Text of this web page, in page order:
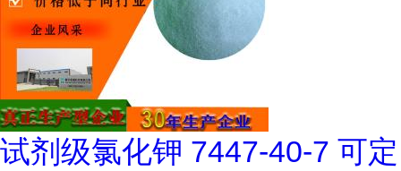
试剂级氯化钾 7447-40-7 可定